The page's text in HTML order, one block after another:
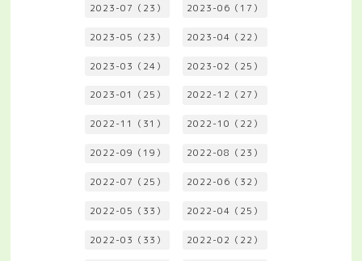
2023-07（23） 2023-06（17）
2023-05（23） 2023-04（22）
2023-03（24） 2023-02（25）
2023-01（25） 2022-12（27）
2022-11（31） 2022-10（22）
2022-09（19） 2022-08（23）
2022-07（25） 2022-06（32）
2022-05（33） 2022-04（25）
2022-03（33） 2022-02（22）